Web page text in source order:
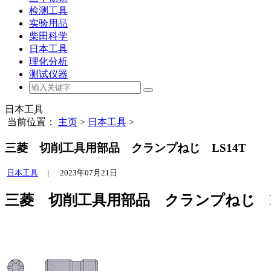
检测工具
实验用品
柴田科学
日本工具
理化分析
测试仪器
日本工具
当前位置： 主页 > 日本工具 >
三菱 切削工具用部品 クランプねじ LS14T
日本工具 | 2023年07月21日
三菱 切削工具用部品 クランプねじ